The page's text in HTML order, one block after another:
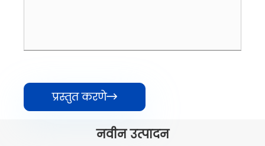
प्रस्तुत करणे
नवीन उत्पादन